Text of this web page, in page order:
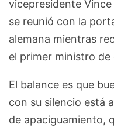
vicepresidente
se reunió con la
alemana mientras
el primer ministro de
El balance es que
con su silencio está
de apaciguamiento,